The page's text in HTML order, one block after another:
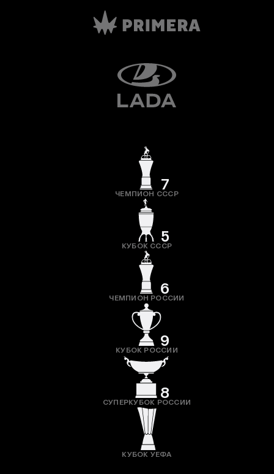
7
ЧЕМПИОН СССР
5
КУБОК СССР
6
ЧЕМПИОН РОССИИ
9
КУБОК РОССИИ
8
СУПЕРКУБОК РОССИИ
КУБОК УЕФА